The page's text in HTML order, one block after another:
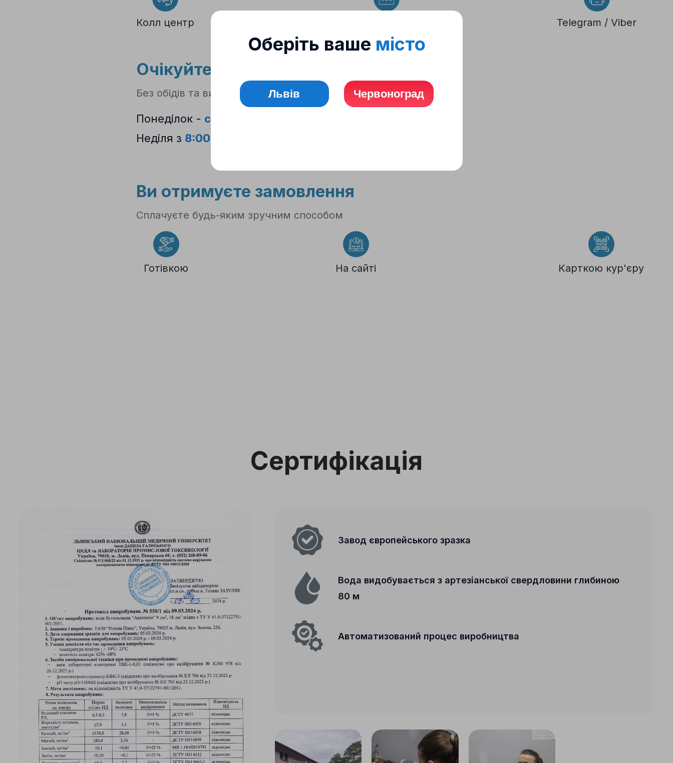
Оберіть ваше місто
Львів Червоноград
Колл центр Telegram / Viber
Очікуйте доставку у призначений час
Без обідів та вихідних
Понеділок - субота з 8:00 до 19:00
Неділя з 8:00 до 17:00
Ви отримуєте замовлення
Сплачуєте будь-яким зручним способом
Готівкою На сайті Карткою кур'єру
Сертифікація
Завод європейського зразка
Вода видобувається з артезіанської свердловини глибиною
80 м
Автоматизований процес виробництва